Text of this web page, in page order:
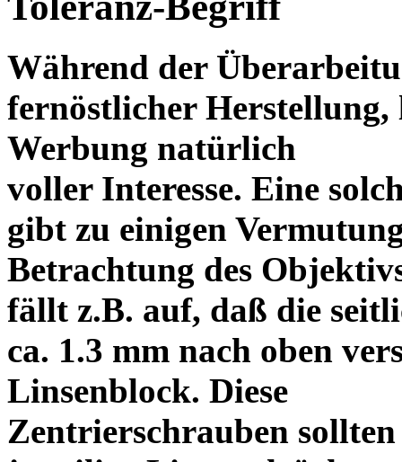
Während der
fernöstlicher Herstellung,
Werbung natürlich
voller Interesse. Eine
gibt zu einigen
Betrachtung des
fällt z.B. auf, daß die
ca. 1.3 mm nach oben
Linsenblock. Diese
Zentrierschrauben